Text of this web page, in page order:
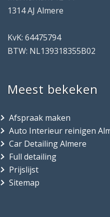
1314 AJ Almere
KvK: 64475794
BTW: NL139318355B02
Meest bekeken
Afspraak maken
Auto Interieur reinigen
Car Detailing Almere
Full detailing
Prijslijst
Sitemap